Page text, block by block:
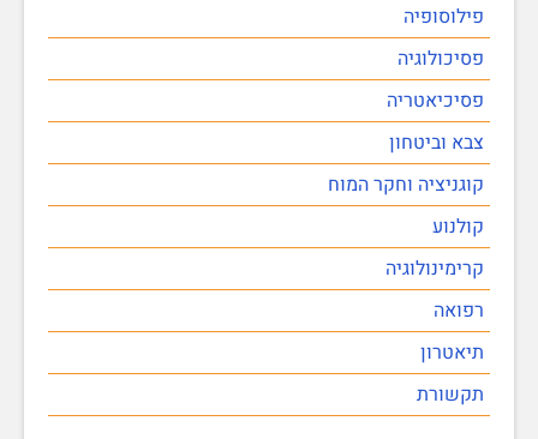
פילוסופיה
פסיכולוגיה
פסיכיאטריה
צבא וביטחון
קוגניציה וחקר המוח
קולנוע
קרימינולוגיה
רפואה
תיאטרון
תקשורת